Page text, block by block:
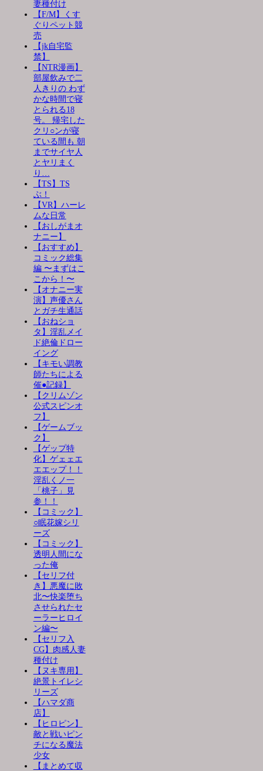
妻種付け
【F/M】くす
ぐりペット競
売
【jk自宅監
禁】
【NTR漫画】
部屋飲みで二
人きりの わず
かな時間で寝
とられる18
号。 帰宅した
クリ○ンが寝
ている間も 朝
までサイヤ人
とヤリまく
り…
【TS】TS
ぶ！
【VR】ハーレ
ムな日常
【おしがまオ
ナニー】
【おすすめ】
コミック総集
編 〜まずはこ
こから！〜
【オナニー実
演】声優さん
とガチ生通話
【おねショ
タ】淫乱メイ
ド絶倫ドロー
イング
【キモい調教
師たちによる
催●記録】
【クリムゾン
公式スピンオ
フ】
【ゲームブッ
ク】
【ゲップ特
化】ゲェェエ
エエップ！！
淫乱くノ一
「桃子」見
参！！
【コミック】
○眠花嫁シリ
ーズ
【コミック】
透明人間にな
った俺
【セリフ付
き】悪魔に敗
北〜快楽堕ち
させられたセ
ーラーヒロイ
ン編〜
【セリフ入
CG】肉感人妻
種付け
【ヌキ専用】
絶景トイレシ
リーズ
【ハマダ商
店】
【ヒロピン】
敵と戦いピン
チになる魔法
少女
【まとめて収